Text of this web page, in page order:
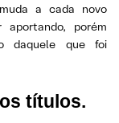
a cada novo
porém
daquele que foi
títulos.